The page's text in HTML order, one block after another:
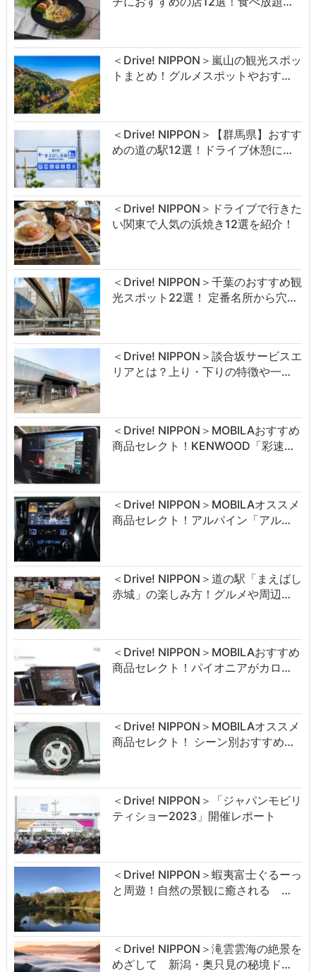
＜Drive! NIPPON＞嵐山の観光スポッ
トまとめ！グルメスポットやおす…
＜Drive! NIPPON＞【群馬県】おすす
めの道の駅12選！ドライブ休憩に…
＜Drive! NIPPON＞ドライブで行きた
い関東で人気の浜焼き12選を紹介！
＜Drive! NIPPON＞千葉のおすすめ観
光スポット22選！ 定番名所から穴…
＜Drive! NIPPON＞談合坂サービスエ
リアとは？上り・下りの特徴や一…
＜Drive! NIPPON＞MOBILAおすすめ
商品セレクト！KENWOOD「彩速…
＜Drive! NIPPON＞MOBILAオススメ
商品セレクト！アルパイン「アル…
＜Drive! NIPPON＞道の駅「まえばし
赤城」の楽しみ方！グルメや周辺…
＜Drive! NIPPON＞MOBILAおすすめ
商品セレクト！パイオニアがカロ…
＜Drive! NIPPON＞MOBILAオススメ
商品セレクト！ シーン別おすすめ…
＜Drive! NIPPON＞「ジャパンモビリ
ティショー2023」開催レポート
＜Drive! NIPPON＞蝦夷富士ぐるーっ
と周遊！自然の景観に癒される …
＜Drive! NIPPON＞滝雲雲海の絶景を
めざして 新潟・奥只見の秘境ド…